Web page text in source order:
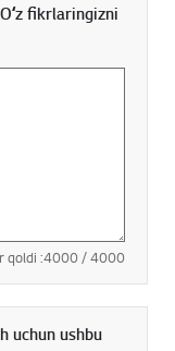
fikrlaringizni
qoldi :4000/ 4000
uchun ushbu